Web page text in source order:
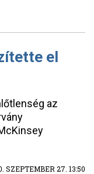
el
az
SZEPTEMBER 27. 13:50